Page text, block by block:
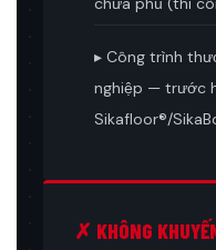
▸ Công trình
nghiệp — trước
Sikafloor®/
✗ KHÔNG